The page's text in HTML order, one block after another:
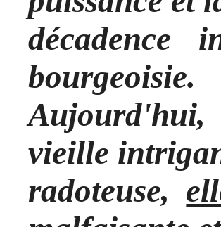
décadence
bourgeoisie.
Aujourd'hui,
vieille
radoteuse,